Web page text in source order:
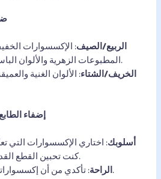
الربيع/الصيف: الإكسسوارات
المطبوعات الزهرية والألوان الباستيلية والمواد خفيفة الوزن.
الخريف/الشتاء: الألوان الغنية
4. إضفاء
أسلوبك: اختاري الإكسسوارات
كنت تحبين القطع القديمة، فأدمجيها في ملابسك.
الراحة: تأكدي من أن إكسسواراتك مريحة وعملية للمناسبة.